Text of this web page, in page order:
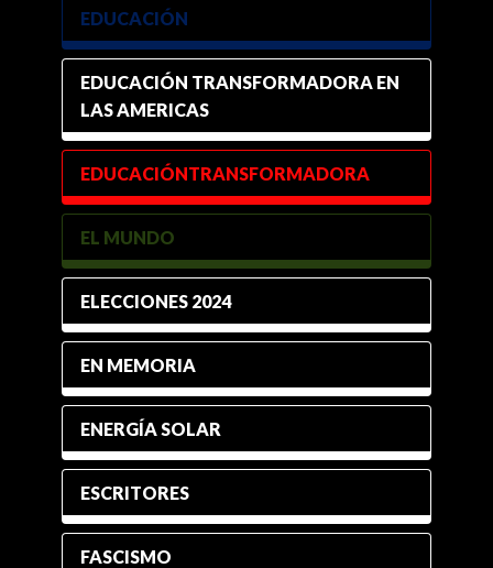
EDUCACIÓN
EDUCACIÓN TRANSFORMADORA EN
LAS AMERICAS
EDUCACIÓNTRANSFORMADORA
EL MUNDO
ELECCIONES 2024
EN MEMORIA
ENERGÍA SOLAR
ESCRITORES
FASCISMO